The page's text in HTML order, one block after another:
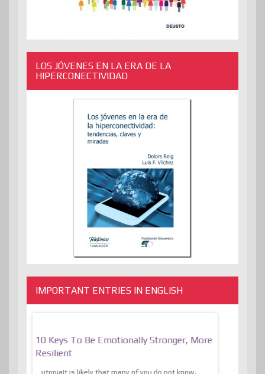
LOS JÓVENES EN LA ERA DE LA
HIPERCONECTIVIDAD
IMPORTANT ENTRIES IN ENGLISH
10 Keys To Be Emotionally Stronger, More
Resilient
utopiaIt is likely that many of you do not know,